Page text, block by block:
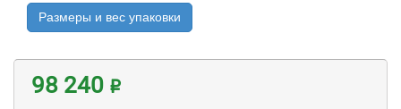
Размеры и вес упаковки
98 240 ₽